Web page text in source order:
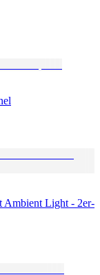
Ambient Light - 2er-